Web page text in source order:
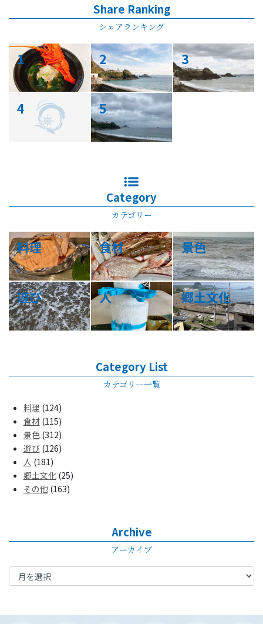
Share Ranking
シェアランキング
1 2 3
4 5
Category
カテゴリー
料理 食材 景色
遊び 人 郷土文化
Category List
カテゴリー一覧
料理 (124)
食材(115)
景色(312)
遊び(126)
人 (181)
郷土文化(25)
その他(163)
Archive
アーカイブ